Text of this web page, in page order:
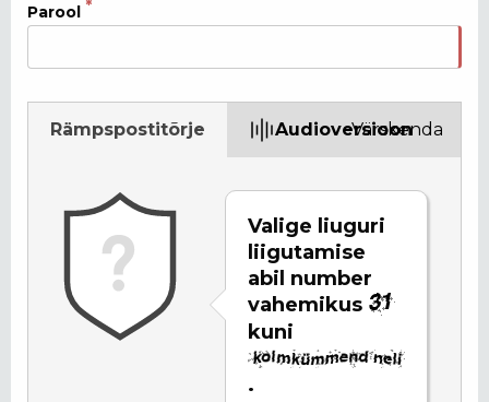
Parool
Rämpspostitõrje Audioversioon
Valige liuguri
liigutamise
abil number
vahemikus
kuni
.
Värskenda